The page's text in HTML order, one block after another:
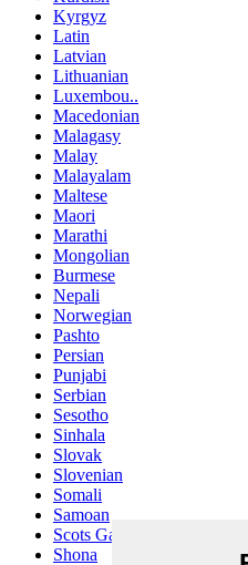
Kyrgyz
Latin
Latvian
Lithuanian
Luxembou..
Macedonian
Malagasy
Malay
Malayalam
Maltese
Maori
Marathi
Mongolian
Burmese
Nepali
Norwegian
Pashto
Persian
Punjabi
Serbian
Sesotho
Sinhala
Slovak
Slovenian
Somali
Samoan
Scots Gaelic
Shona